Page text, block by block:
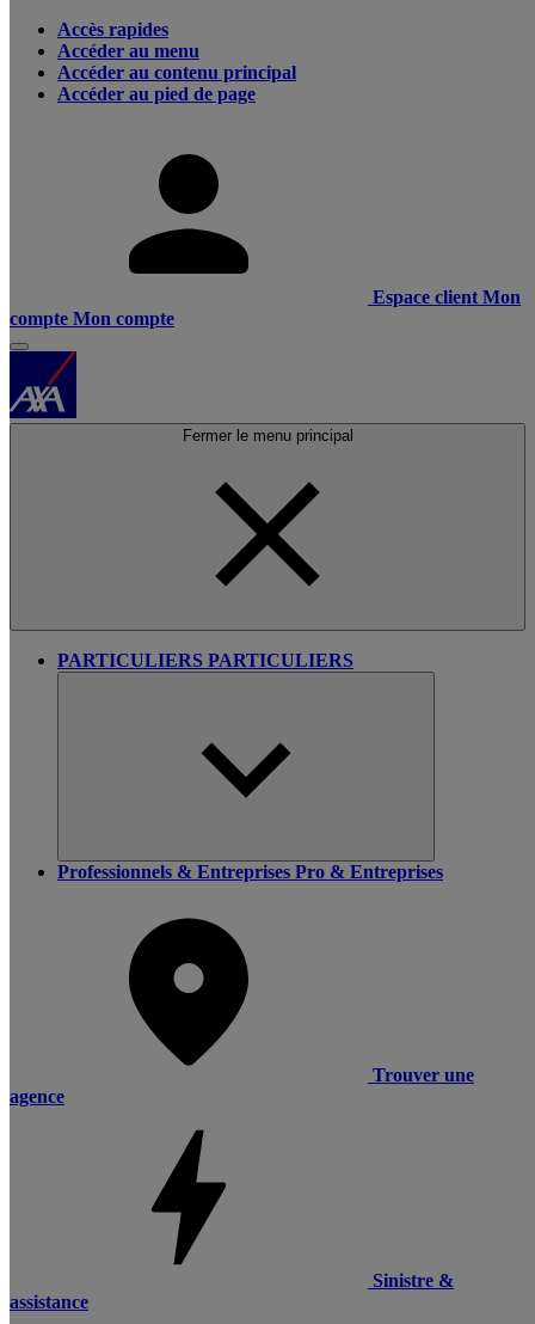
Accès rapides
Accéder au menu
Accéder au contenu principal
Accéder au pied de page
Espace client Mon
compte Mon compte
Fermer le menu principal
PARTICULIERS PARTICULIERS
Professionnels & Entreprises Pro & Entreprises
Trouver une
agence
Sinistre &
assistance